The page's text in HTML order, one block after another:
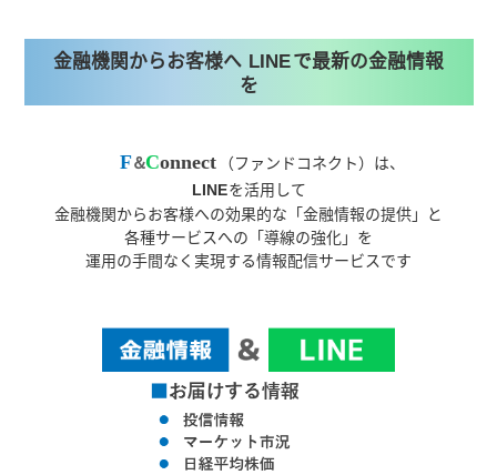
金融機関からお客様へ LINEで最新の金融情報
を
F＆Connect （ファンドコネクト）は、
LINEを活用して
金融機関からお客様への効果的な 「金融情報の提供」と
各種サービスへの「導線の強化」を
運用の手間なく実現する情報配信サービスです